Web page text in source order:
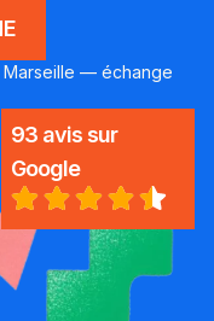
Marseille — échange
93 avis sur
Google